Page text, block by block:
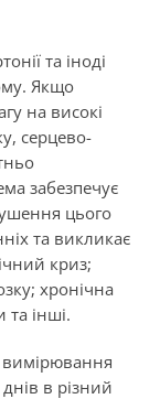
та іноді
Якщо
на високі
серцево-
забезпечує
цього
та викликає
криз;
хронічна
та інші.
вимірювання
в різний